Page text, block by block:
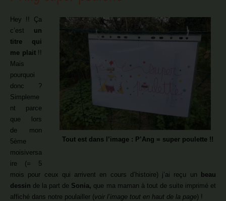
Tout est dans l’image : P’Ang = super poulette !!
Hey !! Ça
c’est un
titre qui
me plait!!
Mais
pourquoi
donc ?
Simpleme
nt parce
que lors
de mon
5ème
moisiversa
ire (= 5
mois pour ceux qui arrivent en cours d’histoire) j’ai reçu un beau
dessin de la part de Sonia, que ma maman à tout de suite imprimé et
affiché dans notre poulailler (voir l’image tout en haut de la page) !